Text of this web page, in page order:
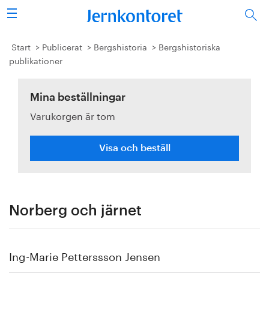
Sök
Stålindustrin
Forskning/utbildning
Energi/miljö
Vi tycker
Bildbank
Om oss
Start Publicerat Bergshistoria
Bergshistoriska
publikationer
Mina beställningar
Varukorgen är tom
Visa och beställ
Norberg och järnet
Ing-Marie Petterssson Jensen